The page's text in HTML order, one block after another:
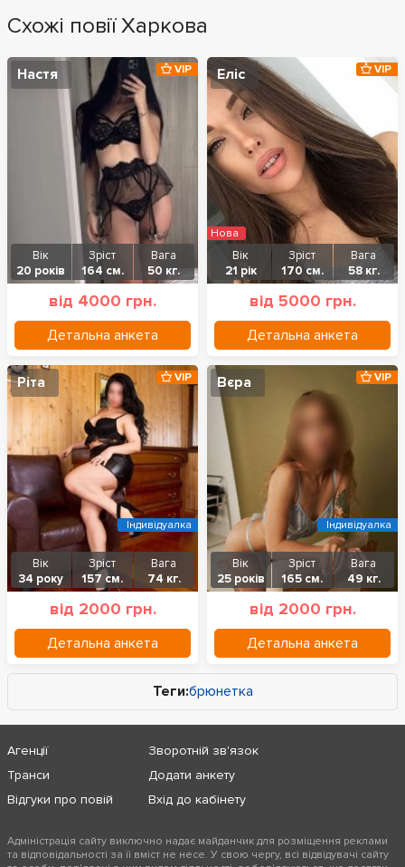
Схожі повії Харкова
Настя
Вік
20 років
Зріст
164 см.
Вага
50 кг.
від 4000 грн.
Детальна анкета
VIP Еліс
Вік
21 рік
Зріст
170 см.
Вага
58 кг.
від 5000 грн.
Детальна анкета
VIP
Нова
Ріта
Вік
34 року
Зріст
157 см.
Вага
74 кг.
від 2000 грн.
Детальна анкета
VIP
Індивідуалка
Вєра
Вік
25 років
Зріст
165 см.
Вага
49 кг.
від 2000 грн.
Детальна анкета
VIP
Індивідуалка
Теги:брюнетка
Агенції
Транси
Відгуки про повій
Зворотній зв'язок
Додати анкету
Вхід до кабінету
Адміністрація сайту виключно надає майданчик для розміщення реклами
та відповідальності за її вміст не несе. У свою чергу, всі відвідувачі сайту